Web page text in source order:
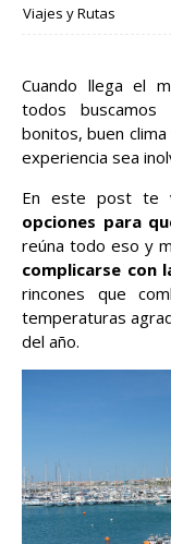
Viajes y Rutas
Cuando llega el
todos buscamos
bonitos, buen
experiencia sea
En este post te
opciones para
reúna todo eso y
complicarse con
rincones que
temperaturas
del año.